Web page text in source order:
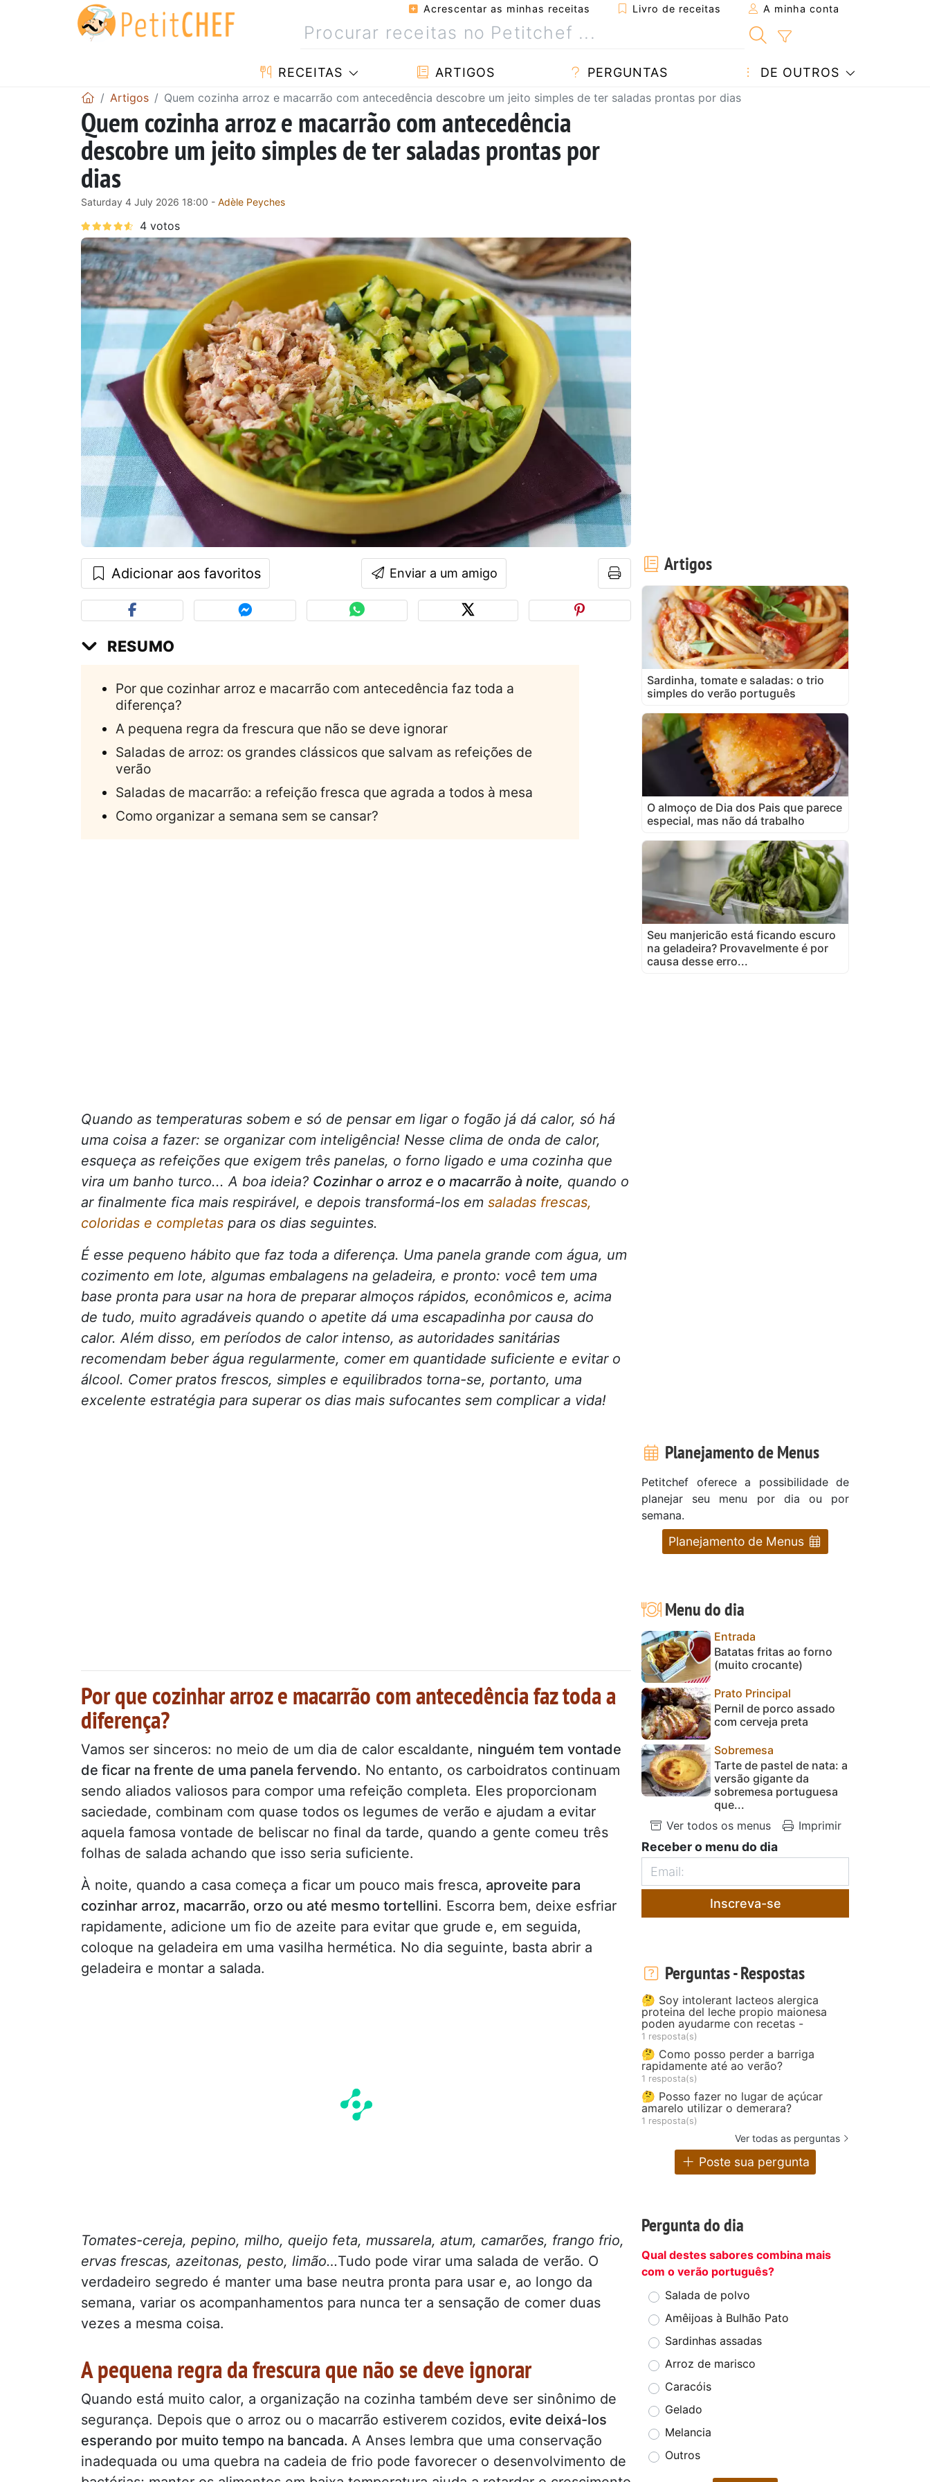
Acrescentar as minhas receitas Livro de receitas A minha conta
RECEITAS ARTIGOS PERGUNTAS DE OUTROS
Artigos Quem cozinha arroz e macarrão com antecedência descobre um jeito simples de ter saladas prontas por dias
Quem cozinha arroz e macarrão com antecedência
descobre um jeito simples de ter saladas prontas por
dias
Saturday 4 July 2026 18:00 - Adèle Peyches
Adicionar aos favoritos Enviar a um amigo
RESUMO
Por que cozinhar arroz e macarrão com antecedência faz toda a
diferença?
A pequena regra da frescura que não se deve ignorar
Saladas de arroz: os grandes clássicos que salvam as refeições de
verão
Saladas de macarrão: a refeição fresca que agrada a todos à mesa
Como organizar a semana sem se cansar?
Quando as temperaturas sobem e só de pensar em ligar o fogão já dá calor, só há
uma coisa a fazer: se organizar com inteligência! Nesse clima de onda de calor,
esqueça as refeições que exigem três panelas, o forno ligado e uma cozinha que
vira um banho turco... A boa ideia? Cozinhar o arroz e o macarrão à noite, quando o
ar finalmente fica mais respirável, e depois transformá-los em saladas frescas,
coloridas e completas para os dias seguintes.
É esse pequeno hábito que faz toda a diferença. Uma panela grande com água, um
cozimento em lote, algumas embalagens na geladeira, e pronto: você tem uma
base pronta para usar na hora de preparar almoços rápidos, econômicos e, acima
de tudo, muito agradáveis quando o apetite dá uma escapadinha por causa do
calor. Além disso, em períodos de calor intenso, as autoridades sanitárias
recomendam beber água regularmente, comer em quantidade suficiente e evitar o
álcool. Comer pratos frescos, simples e equilibrados torna-se, portanto, uma
excelente estratégia para superar os dias mais sufocantes sem complicar a vida!
Por que cozinhar arroz e macarrão com antecedência faz toda a
diferença?
Vamos ser sinceros: no meio de um dia de calor escaldante, ninguém tem vontade
de ficar na frente de uma panela fervendo. No entanto, os carboidratos continuam
sendo aliados valiosos para compor uma refeição completa. Eles proporcionam
saciedade, combinam com quase todos os legumes de verão e ajudam a evitar
aquela famosa vontade de beliscar no final da tarde, quando a gente comeu três
folhas de salada achando que isso seria suficiente.
À noite, quando a casa começa a ficar um pouco mais fresca, aproveite para
cozinhar arroz, macarrão, orzo ou até mesmo tortellini. Escorra bem, deixe esfriar
rapidamente, adicione um fio de azeite para evitar que grude e, em seguida,
coloque na geladeira em uma vasilha hermética. No dia seguinte, basta abrir a
geladeira e montar a salada.
Tomates-cereja, pepino, milho, queijo feta, mussarela, atum, camarões, frango frio,
ervas frescas, azeitonas, pesto, limão…Tudo pode virar uma salada de verão. O
verdadeiro segredo é manter uma base neutra pronta para usar e, ao longo da
semana, variar os acompanhamentos para nunca ter a sensação de comer duas
vezes a mesma coisa.
A pequena regra da frescura que não se deve ignorar
Quando está muito calor, a organização na cozinha também deve ser sinônimo de
segurança. Depois que o arroz ou o macarrão estiverem cozidos, evite deixá-los
esperando por muito tempo na bancada. A Anses lembra que uma conservação
inadequada ou uma quebra na cadeia de frio pode favorecer o desenvolvimento de
Artigos
Sardinha, tomate e saladas: o trio
simples do verão português
O almoço de Dia dos Pais que parece
especial, mas não dá trabalho
Seu manjericão está ficando escuro
na geladeira? Provavelmente é por
causa desse erro...
Planejamento de Menus
Petitchef oferece a possibilidade de
planejar seu menu por dia ou por
semana.
Planejamento de Menus
Menu do dia
Entrada
Batatas fritas ao forno
(muito crocante)
Prato Principal
Pernil de porco assado
com cerveja preta
Sobremesa
Tarte de pastel de nata: a
versão gigante da
sobremesa portuguesa
que...
Ver todos os menus
Imprimir
Receber o menu do dia
Inscreva-se
Perguntas - Respostas
🤔 Soy intolerant lacteos alergica
proteina del leche propio maionesa
poden ayudarme con recetas -
1 resposta(s)
🤔 Como posso perder a barriga
rapidamente até ao verão?
1 resposta(s)
🤔 Posso fazer no lugar de açúcar
amarelo utilizar o demerara?
1 resposta(s)
Ver todas as perguntas
Poste sua pergunta
Pergunta do dia
Qual destes sabores combina mais
com o verão português?
Salada de polvo
Amêijoas à Bulhão Pato
Sardinhas assadas
Arroz de marisco
Caracóis
Gelado
Melancia
Outros